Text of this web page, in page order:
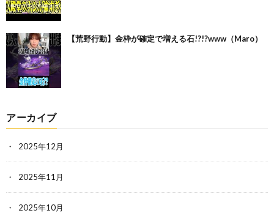
【荒野行動】金枠が確定で増える石!?!?www（Maro）
アーカイブ
2025年12月
2025年11月
2025年10月